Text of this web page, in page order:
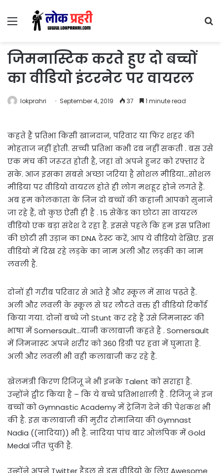
Menu
जिमनास्टिक करते हुए दो बच्चों
का वीडियो इंटरनेट पर वायरल
lokprahri September 4, 2019 37 1 minute read
कहते हैं प्रतिभा किसी खानदान, परिवार या फिर शहर की
मोहताज नहीं होती. सच्ची प्रतिभा कभी दब नहीं सकती . बस उसे
एक मंच की जरूरत होती है, जहां वो अपने हुनर को रफ्तार दे
सके. आज इसका सबसे अच्छा जरिया है सोशल मीडिया…सोशल
मीडिया पर वीडियो वायरल होते ही लोग मशहूर होने लगते हैं.
अब हम कोलकाता के जिन दो बच्चों की कहानी आपको सुनाने
जा रहे हैं, वो कुछ ऐसी ही है . 15 सेकेंड का छोटा सा वायरल
वीडियो एक बड़ा संदेश दे रहा है. इससे पहले कि हम इस प्रतिभा
की छोटी सी उड़ान का DNA टेस्ट करें, आप ये वीडियो देखिए. इस
वीडियो में दिख रहे लड़के का नाम अली और लड़की का नाम
लवली है.
दोनों ही गरीब परिवार से आते हैं और स्कूल में साथ पढ़ते हैं.
अली और लवली के स्कूल से घर लौटते वक्त ही वीडियो रिकॉर्ड
किया गया. दोनों बच्चे जो Stunt कर रहे हैं उसे जिमनास्ट की
भाषा में Somersault…यानी कलाबाज़ी कहते है . Somersault
में जिमनास्ट अपने शरीर को 360 डिग्री पर हवा में घुमाता है.
अली और लवली भी वही कलाबाज़ी कर रहे हैं.
खेलमंत्री किरण रिजिजू ने भी इनके Talent को सराहा है.
उन्होंने ट्वीट किया है – कि ये बच्चे प्रतिभाशाली हैं . रिजिजू ने इन
बच्चों को Gymnastic Academy में ट्रेनिंग देने की पेशकश भी
की है. इस कलाबाज़ी की मुरीद रोमानिया की Gymnast
Nadia ((नादिया)) भी है. नादिया पांच बार ओलंपिक में Gold
Medal जीत चुकी है.